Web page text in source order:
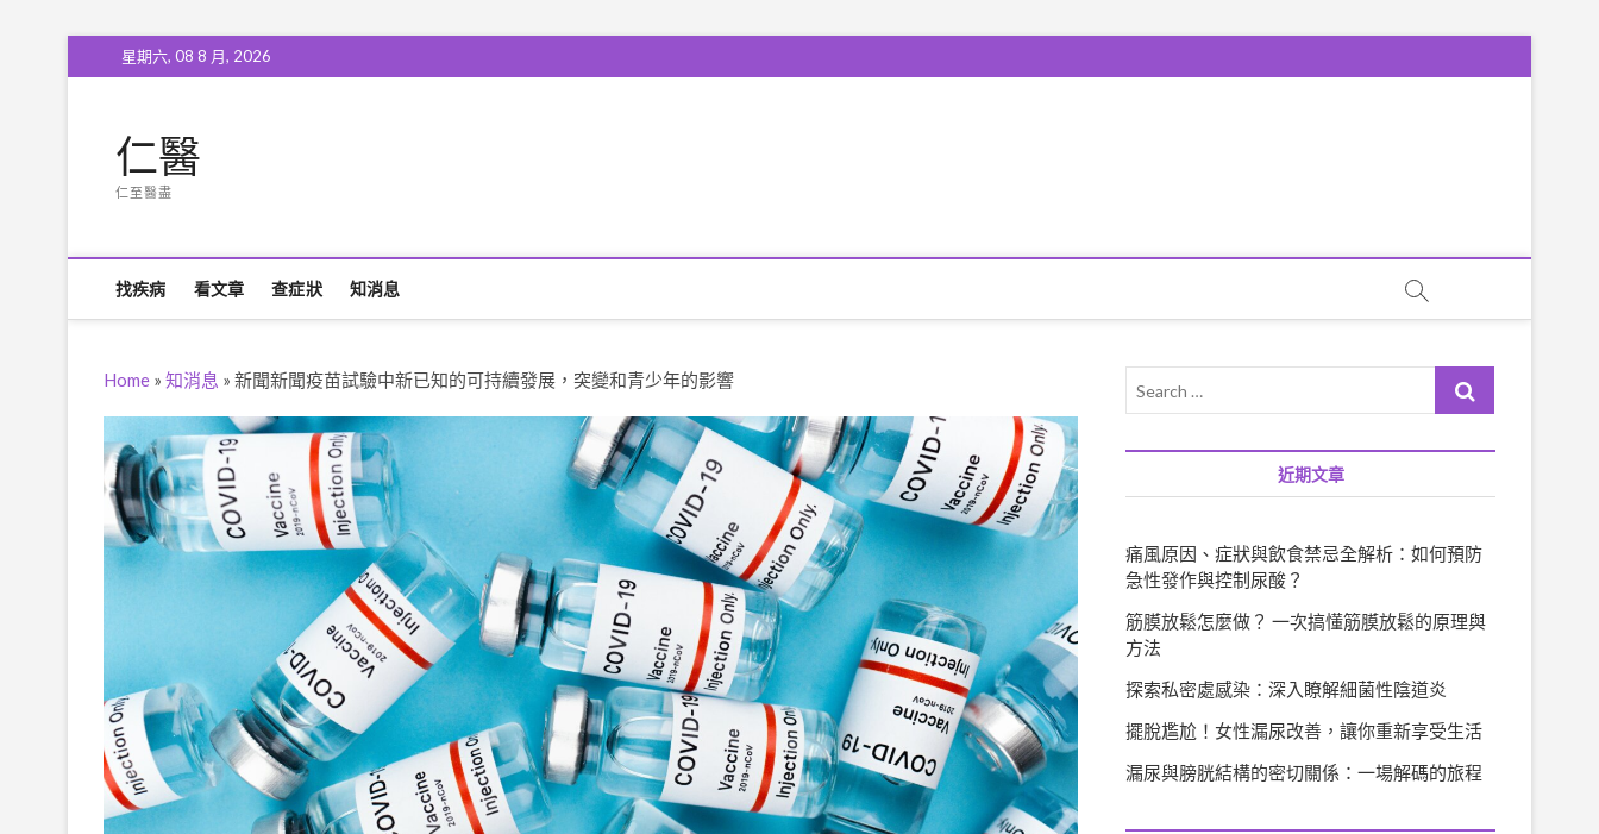
to
星期六, 08 8 月, 2026
仁醫
仁至醫盡
找疾病 看文章 查症狀 知消息
Home » 知消息 » 新聞新聞疫苗試驗中新已知的可持續發展，突變和青少年的影響
Search
近期文章
痛風原因、症狀與飲食禁忌全解析：如何預防
急性發作與控制尿酸？
筋膜放鬆怎麼做？ 一次搞懂筋膜放鬆的原理與
方法
探索私密處感染：深入瞭解細菌性陰道炎
擺脫尷尬！女性漏尿改善，讓你重新享受生活
漏尿與膀胱結構的密切關係：一場解碼的旅程